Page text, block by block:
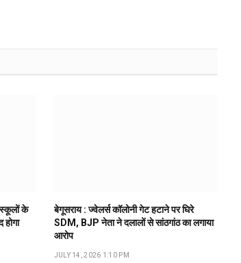
स्कूलों के
होगा
बेगूसराय : ज्वेलर्स कॉलोनी गेट हटाने पर घिरे
SDM, BJP नेता ने दलालों से सांठगांठ का लगाया
आरोप
JULY 14, 2026 1:10 PM